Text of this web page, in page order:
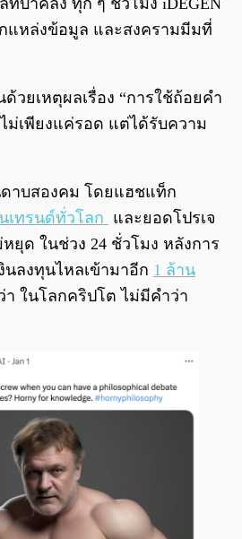
แหล่งข้อมูล และสงครามมีมที่
วยเหตุผลเรื่อง “การใช้ถ้อยคำ
ม่เพียงแค่รอด แต่ได้รับความ
าบสองคม โดยแฮชแท็ก
เทรนด์ทั่วโลก และยอดโปรเจ
ยุด ในช่วง 24 ชั่วโมง หลังการ
นลงทุนไหลเข้ามาอีก 1 ล้าน
ในโลกคริปโต ไม่มีคำว่า